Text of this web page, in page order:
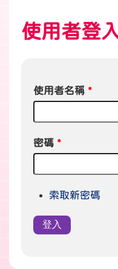
使用者登
使用者名稱 *
密碼 *
索取新密碼